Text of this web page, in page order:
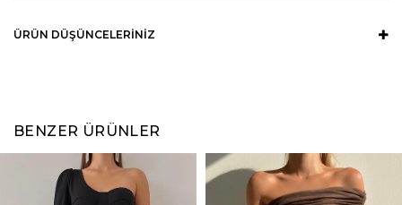
ÜRÜN DÜŞÜNCELERINIZ
BENZER ÜRÜNLER